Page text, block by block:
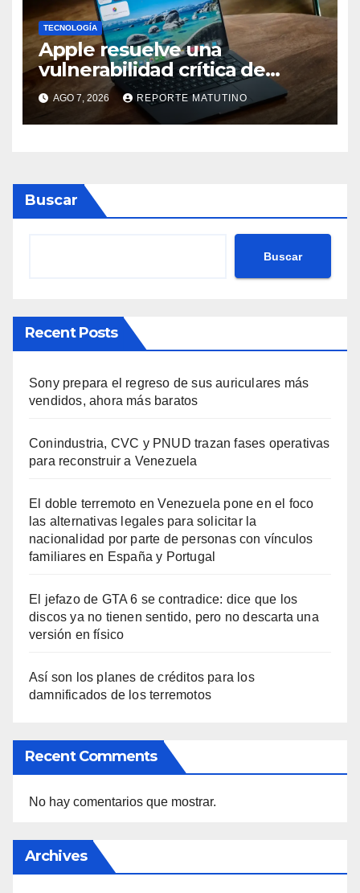
TECNOLOGÍA
Apple resuelve una
vulnerabilidad crítica de
macOS: actualiza tu Mac
ahora
AGO 7, 2026 REPORTE MATUTINO
Buscar
Buscar
Recent Posts
Sony prepara el regreso de sus auriculares más
vendidos, ahora más baratos
Conindustria, CVC y PNUD trazan fases operativas
para reconstruir a Venezuela
El doble terremoto en Venezuela pone en el foco
las alternativas legales para solicitar la
nacionalidad por parte de personas con vínculos
familiares en España y Portugal
El jefazo de GTA 6 se contradice: dice que los
discos ya no tienen sentido, pero no descarta una
versión en físico
Así son los planes de créditos para los
damnificados de los terremotos
Recent Comments
No hay comentarios que mostrar.
Archives